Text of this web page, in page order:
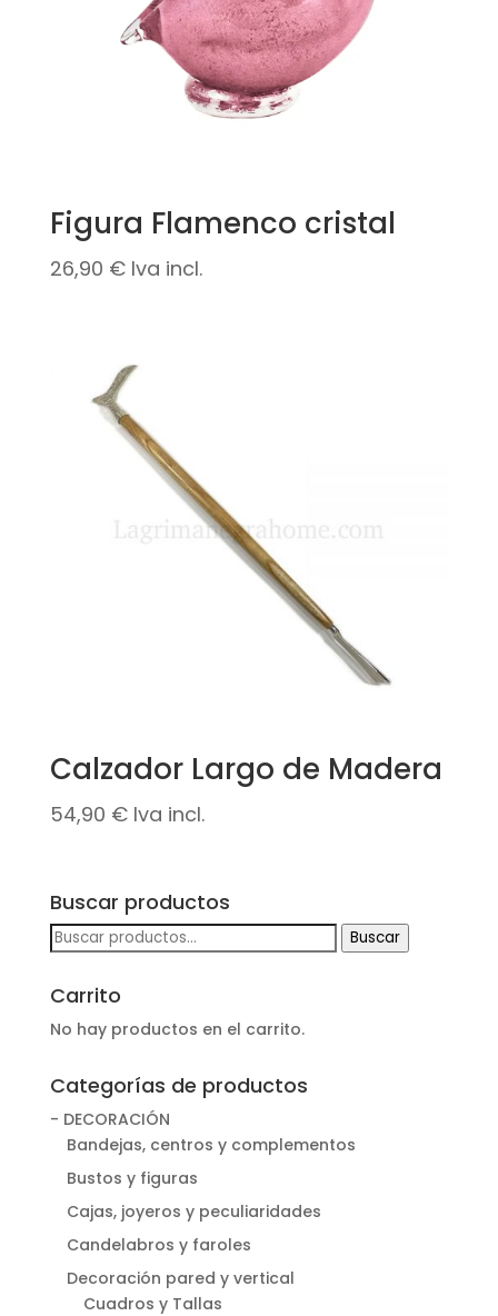
Figura Flamenco cristal
26,90 € Iva incl.
Calzador Largo de Madera
54,90 € Iva incl.
Buscar productos
Buscar
por:
Buscar
Carrito
No hay productos en el carrito.
Categorías de productos
- DECORACIÓN
Bandejas, centros y complementos
Bustos y figuras
Cajas, joyeros y peculiaridades
Candelabros y faroles
Decoración pared y vertical
Cuadros y Tallas